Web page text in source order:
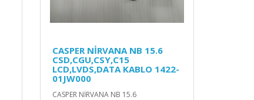
CASPER NİRVANA NB 15.6
CSD,CGU,CSY,C15
LCD,LVDS,DATA KABLO 1422-
01JW000
CASPER NİRVANA NB 15.6